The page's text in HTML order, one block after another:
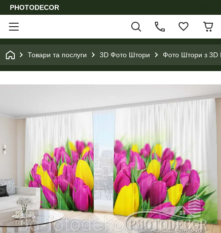
PHOTODECOR
Товари та послуги 3D Фото Штори Фото Штори з 3D